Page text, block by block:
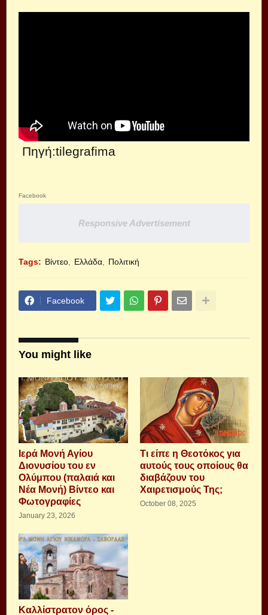
Πηγή:tilegrafima
Facebook
Responsive Advertisement
Tags: Βίντεο Ελλάδα Πολιτική
Facebook
You might like
Ιερά Μονή Αγίου
Διονυσίου του εν
Ολύμπου (παλαιά και
Νέα Μονή) Βίντεο και
Φωτογραφίες
January 23, 2026
Τι είπε η Θεοτόκος για
αυτούς τους οποίους θα
διαβάζουν του
Χαιρετισμούς Της;
October 08, 2025
Καλλίστρατον όρος -